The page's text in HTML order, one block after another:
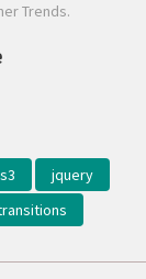
Trends.
jquery